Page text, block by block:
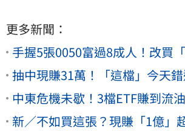
更多新聞：
手握5張0050富過8成人！改買
抽中現賺31萬！「這檔」今天
中東危機未歇！3檔ETF賺到流油
新／不如買這張？現賺「1億」